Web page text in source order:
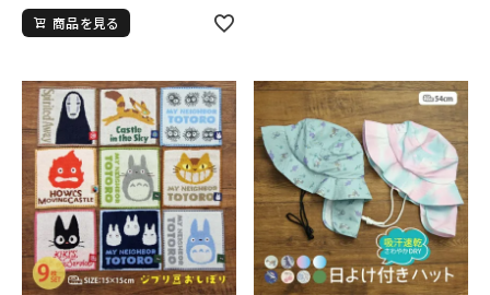
商品を見る